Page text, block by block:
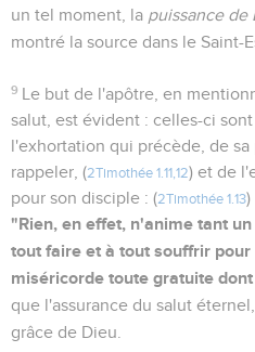
un tel moment, la puissance de
montré la source dans le Saint-
9 Le but de l'apôtre, en
salut, est évident : celles-ci
l'exhortation qui précède, de
rappeler, (2Timothée 1.11,12) et de
pour son disciple : (2Timothée 1.13)
"Rien, en effet, n'anime tant
tout faire et à tout souffrir pour
miséricorde toute gratuite
que l'assurance du salut
grâce de Dieu.